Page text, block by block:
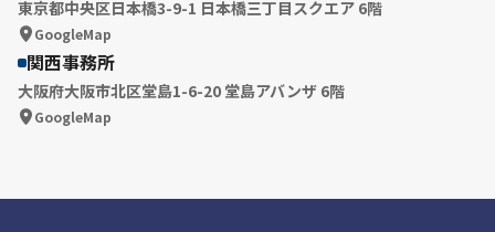
東京都中央区日本橋3-9-1 日本橋三丁目スクエア 6階
GoogleMap
関西事務所
大阪府大阪市北区堂島1-6-20 堂島アバンザ 6階
GoogleMap